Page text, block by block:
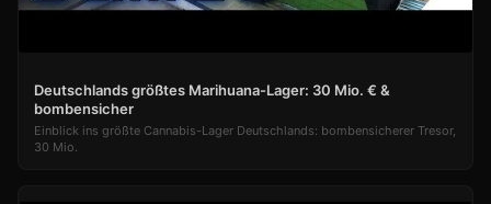
Deutschlands größtes Marihuana-Lager: 30 Mio. € &
bombensicher
Einblick ins größte Cannabis-Lager Deutschlands: bombensicherer Tresor,
30 Mio.